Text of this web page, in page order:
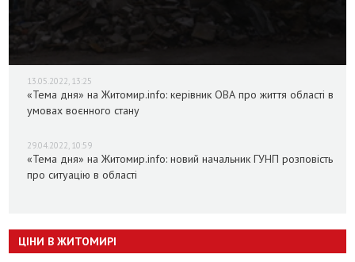
13.05.2022, 13:25
«Тема дня» на Житомир.info: керівник ОВА про життя області в
умовах воєнного стану
29.04.2022, 10:59
«Тема дня» на Житомир.info: новий начальник ГУНП розповість
про ситуацію в області
ЦІНИ В ЖИТОМИРІ